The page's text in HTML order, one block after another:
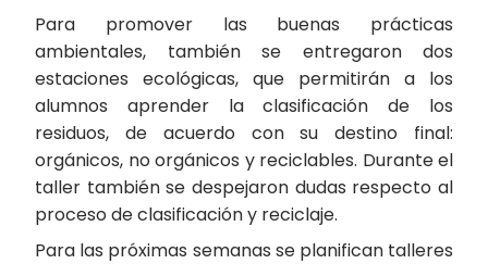
Para promover las buenas prácticas
ambientales, también se entregaron dos
estaciones ecológicas, que permitirán a los
alumnos aprender la clasificación de los
residuos, de acuerdo con su destino final:
orgánicos, no orgánicos y reciclables. Durante el
taller también se despejaron dudas respecto al
proceso de clasificación y reciclaje.
Para las próximas semanas se planifican talleres